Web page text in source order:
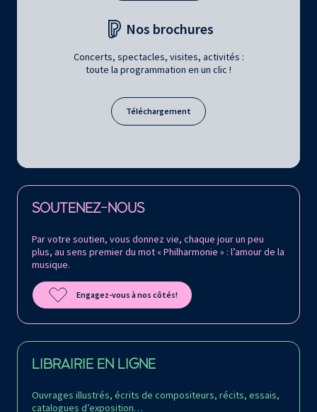
Nos brochures
Concerts, spectacles, visites, activités :
toute la programmation en un clic !
Téléchargement
SOUTENEZ-NOUS
Par votre soutien, vous donnez vie, chaque jour un peu
plus, au sens premier du mot « Philharmonie » : l’amour de la
musique.
Engagez-vous à nos côtés!
LIBRAIRIE EN LIGNE
Ouvrages illustrés, écrits de compositeurs, récits, essais,
catalogues d’exposition…
Retrouvez la Philharmonie de Paris sur